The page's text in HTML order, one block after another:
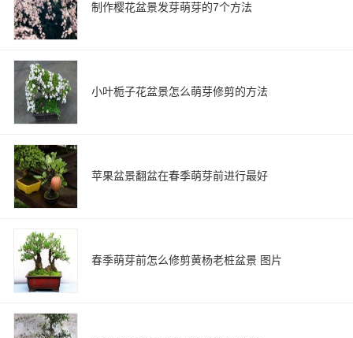
制作樱花盆景发芽萌芽的7个方法
小叶栀子花盆景怎么萌芽修剪的方法
苹果盆景翻盆在春季萌芽前进行最好
春季萌芽前怎么修剪黄杨老桩盆景 图片